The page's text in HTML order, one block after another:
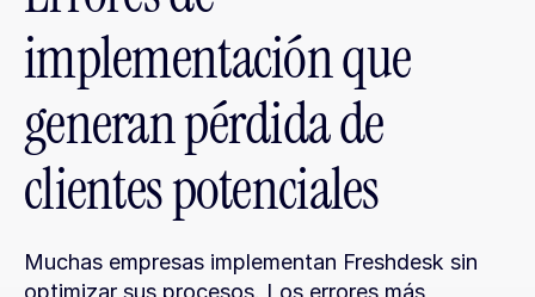
implementación que
generan pérdida de
clientes potenciales
Muchas empresas implementan Freshdesk sin
optimizar sus procesos. Los errores más